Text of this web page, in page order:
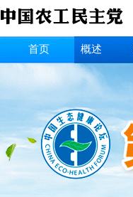
首页 概述